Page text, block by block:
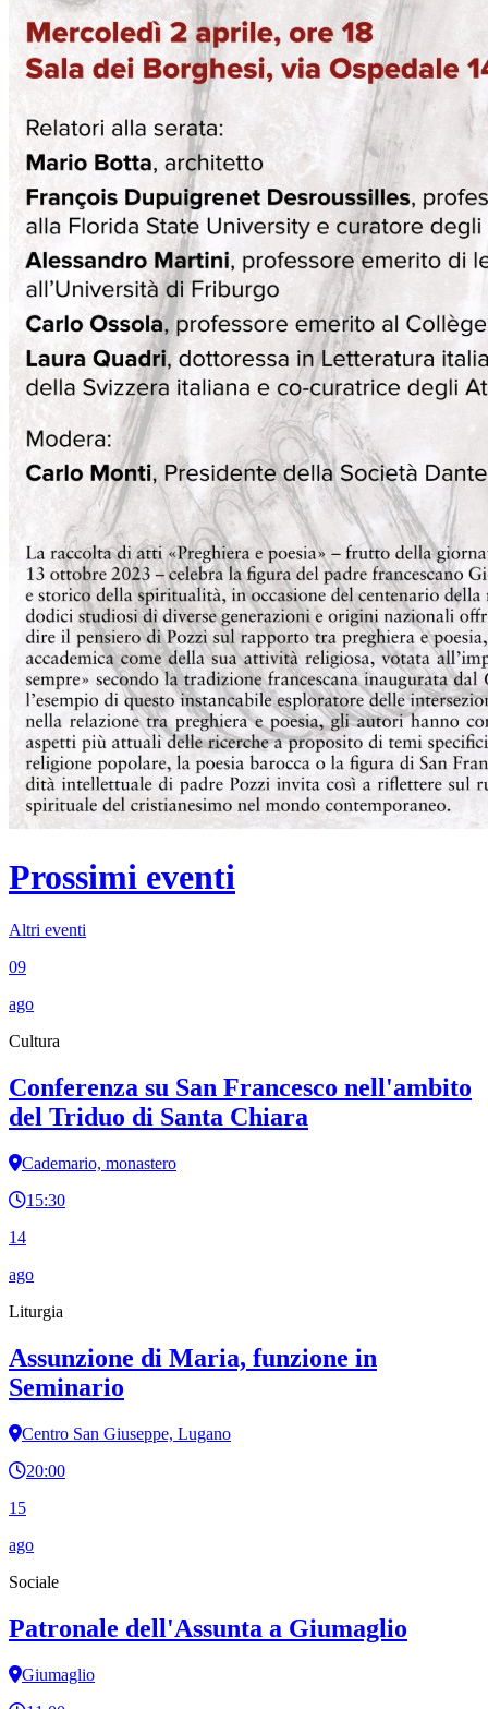
Prossimi eventi
Altri eventi
09
ago
Cultura
Conferenza su San Francesco nell'ambito
del Triduo di Santa Chiara
Cademario, monastero
15:30
14
ago
Liturgia
Assunzione di Maria, funzione in
Seminario
Centro San Giuseppe, Lugano
20:00
15
ago
Sociale
Patronale dell'Assunta a Giumaglio
Giumaglio